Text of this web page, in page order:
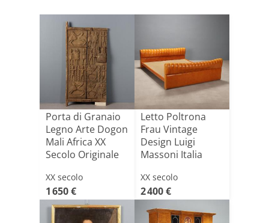
Porta di Granaio
Legno Arte Dogon
Mali Africa XX
Secolo Originale
XX secolo
1 650 €
Letto Poltrona
Frau Vintage
Design Luigi
Massoni Italia
XX secolo
2 400 €